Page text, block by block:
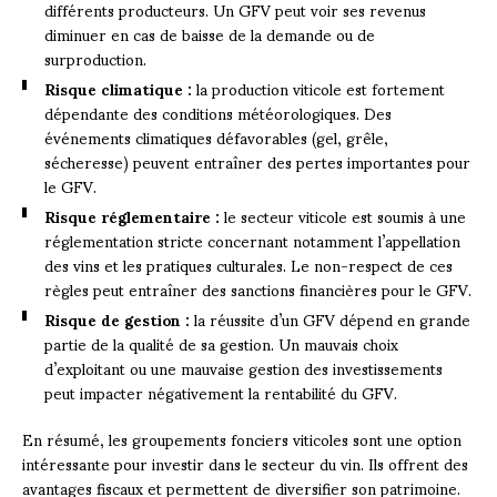
différents producteurs. Un GFV peut voir ses revenus
diminuer en cas de baisse de la demande ou de
surproduction.
Risque climatique :la production viticole est fortement
dépendante des conditions météorologiques. Des
événements climatiques défavorables (gel, grêle,
sécheresse) peuvent entraîner des pertes importantes pour
le GFV.
Risque réglementaire :le secteur viticole est soumis à une
réglementation stricte concernant notamment l’appellation
des vins et les pratiques culturales. Le non-respect de ces
règles peut entraîner des sanctions financières pour le GFV.
Risque de gestion :la réussite d’un GFV dépend en grande
partie de la qualité de sa gestion. Un mauvais choix
d’exploitant ou une mauvaise gestion des investissements
peut impacter négativement la rentabilité du GFV.
En résumé, les groupements fonciers viticoles sont une option
intéressante pour investir dans le secteur du vin. Ils offrent des
avantages fiscaux et permettent de diversifier son patrimoine.